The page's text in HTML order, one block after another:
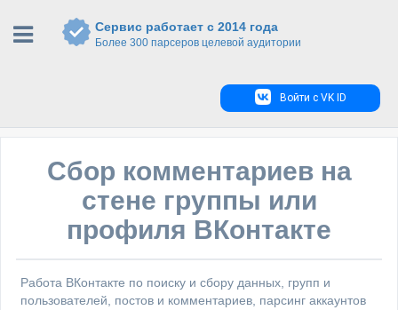
Сервис работает с 2014 года
Более 300 парсеров целевой аудитории
Войти с VK ID
Сбор комментариев на
стене группы или
профиля ВКонтакте
Работа ВКонтакте по поиску и сбору данных, групп и
пользователей, постов и комментариев, парсинг аккаунтов